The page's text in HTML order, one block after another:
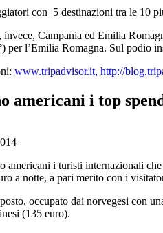
con 5 destinazioni tra le 10
Campania ed Emilia
per l’Emilia Romagna. Sul podio
www.tripadvisor.it, http://
americani i top
americani i turisti internazionali
a notte, a pari merito con i
occupato dai norvegesi con
(135 euro).